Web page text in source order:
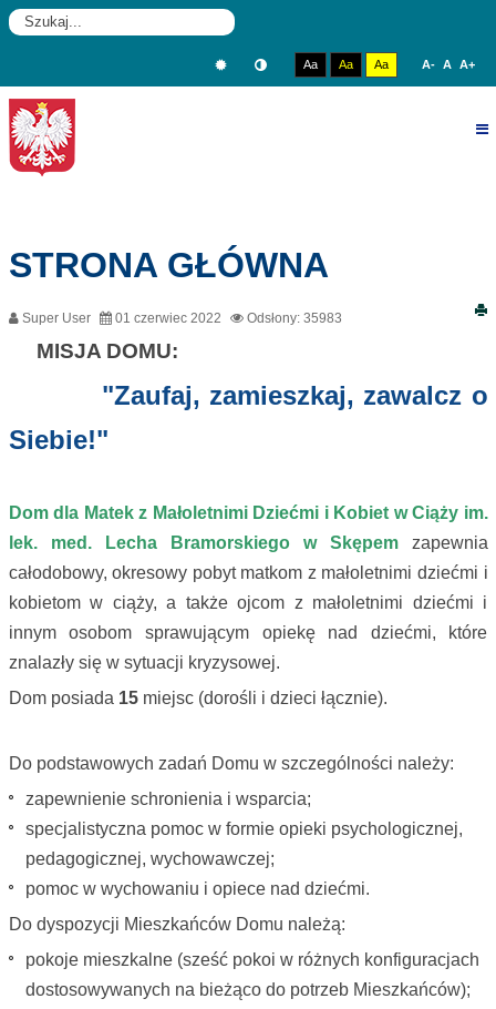
Aa Aa Aa A- A A+
CIĄŻY
STRONA GŁÓWNA
Super User 01 czerwiec 2022 Odsłony: 35983
MISJA DOMU:
"Zaufaj, zamieszkaj, zawalcz o
Siebie!"
Dom dla Matek z Małoletnimi Dziećmi i Kobiet w Ciąży im.
lek. med. Lecha Bramorskiego w Skępemzapewnia
całodobowy, okresowy pobyt matkom z małoletnimi dziećmi i
kobietom w ciąży, a także ojcom z małoletnimi dziećmi i
innym osobom sprawującym opiekę nad dziećmi, które
znalazły się w sytuacji kryzysowej.
Dom posiada 15miejsc (dorośli i dzieci łącznie).
Do podstawowych zadań Domu w szczególności należy:
zapewnienie schronienia i wsparcia;
specjalistyczna pomoc w formie opieki psychologicznej,
pedagogicznej, wychowawczej;
pomoc w wychowaniu i opiece nad dziećmi.
Do dyspozycji Mieszkańców Domu należą:
pokoje mieszkalne (sześć pokoi w różnych konfiguracjach
dostosowywanych na bieżąco do potrzeb Mieszkańców);
rok
miesiąc